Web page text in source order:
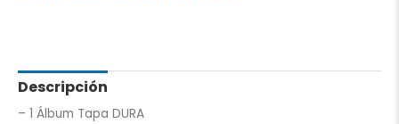
Descripción
– 1 Álbum Tapa DURA